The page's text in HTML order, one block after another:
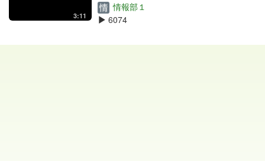
3:11
情報部１
6074